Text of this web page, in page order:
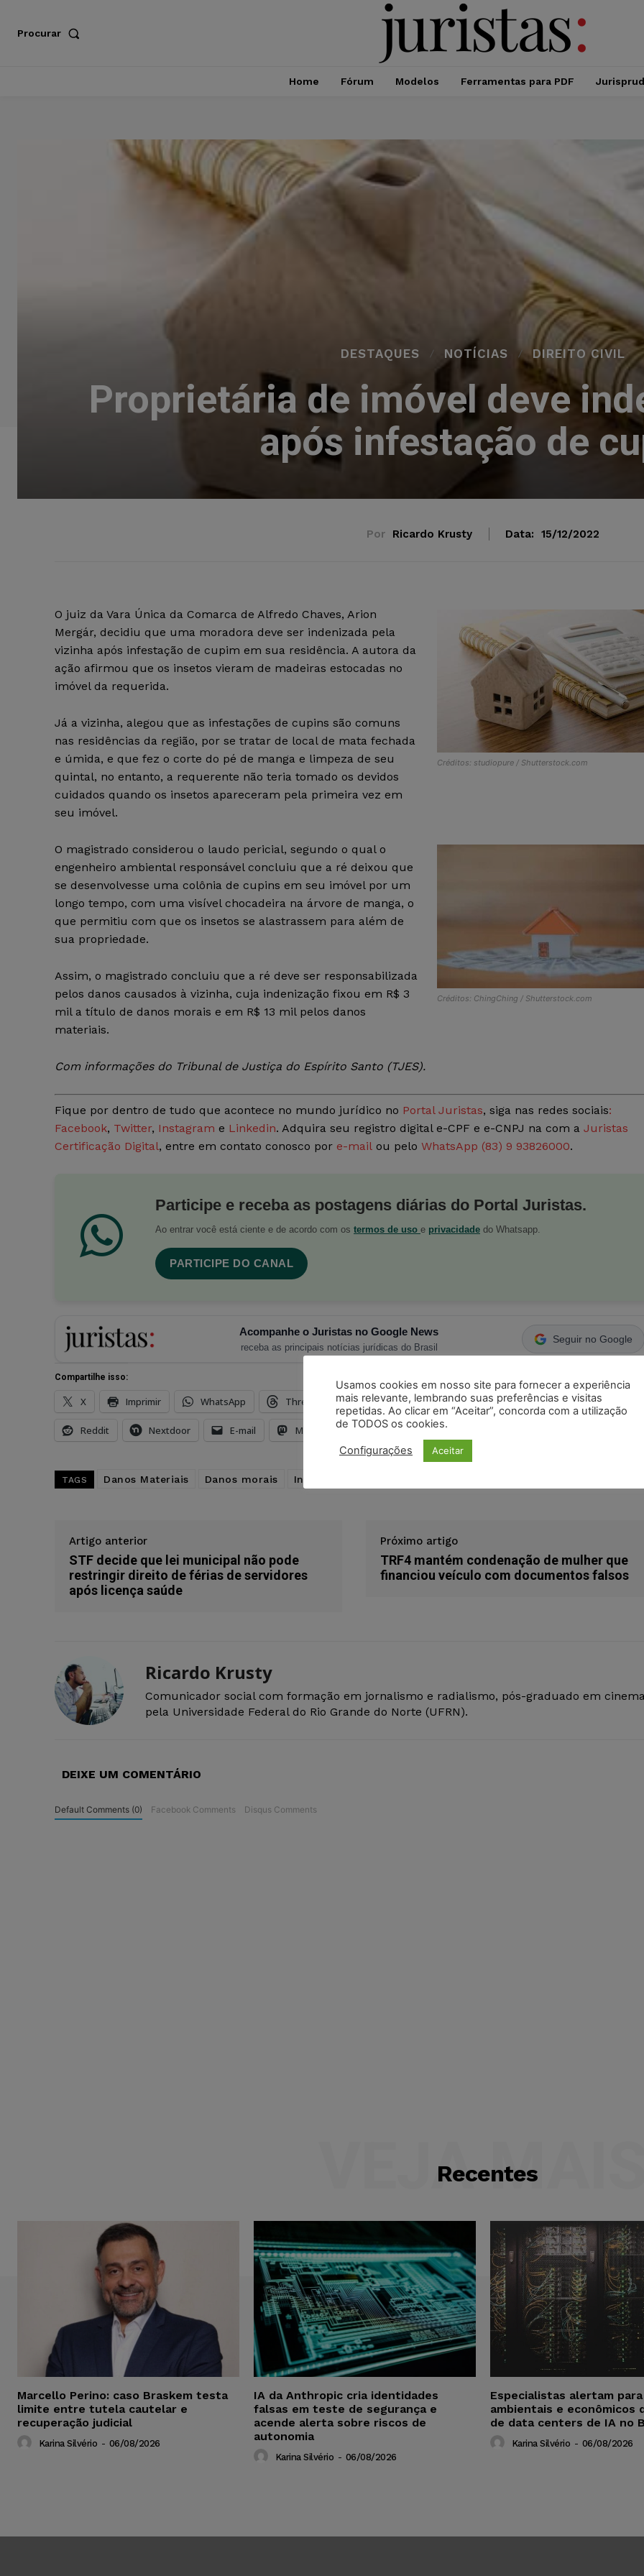
Procurar
Home Fórum Modelos Ferramentas para PDF
DESTAQUES NOTÍCIAS DIREITO CIVIL
Proprietária de imóvel deve
após infestação de
Por Ricardo Krusty Data: 15/12/2022
Créditos: studiopure / Shutterstock.com
O juiz da Vara Única da Comarca de Alfredo Chaves, Arion
Mergár, decidiu que uma moradora deve ser indenizada pela
vizinha após infestação de cupim em sua residência. A autora da
ação afirmou que os insetos vieram de madeiras estocadas no
imóvel da requerida.
Já a vizinha, alegou que as infestações de cupins são comuns
nas residências da região, por se tratar de local de mata fechada
e úmida, e que fez o corte do pé de manga e limpeza de seu
quintal, no entanto, a requerente não teria tomado os devidos
cuidados quando os insetos apareceram pela primeira vez em
seu imóvel.
Créditos: ChingChing / Shutterstock.com
O magistrado considerou o laudo pericial, segundo o qual o
engenheiro ambiental responsável concluiu que a ré deixou que
se desenvolvesse uma colônia de cupins em seu imóvel por um
longo tempo, com uma visível chocadeira na árvore de manga, o
que permitiu com que os insetos se alastrassem para além de
sua propriedade.
Assim, o magistrado concluiu que a ré deve ser responsabilizada
pelos danos causados à vizinha, cuja indenização fixou em R$ 3
mil a título de danos morais e em R$ 13 mil pelos danos
materiais.
Com informações do Tribunal de Justiça do Espírito Santo (TJES).
Fique por dentro de tudo que acontece no mundo jurídico no Portal Juristas, siga nas redes sociais:
Facebook, Twitter, Instagram e Linkedin. Adquira seu registro digital e-CPF e e-CNPJ na com a Juristas
Certificação Digital, entre em contato conosco por e-mail ou pelo WhatsApp (83) 9 93826000.
Participe e receba as postagens diárias do Portal Juristas.
Ao entrar você está ciente e de acordo com os termos de uso e privacidade do Whatsapp.
PARTICIPE DO CANAL
Acompanhe o Juristas no Google News
receba as principais notícias jurídicas do Brasil
Seguir no Google
Compartilhe isso:
X Imprimir WhatsApp Threads Facebook Telegram Pinterest
Reddit Nextdoor E-mail Mastodon LinkedIn
TAGS Danos Materiais Danos morais Indenização
Artigo anterior
STF decide que lei municipal não pode
restringir direito de férias de servidores
após licença saúde
Próximo artigo
TRF4 mantém condenação de mulher que
financiou veículo com documentos falsos
Ricardo Krusty
Comunicador social com formação em jornalismo e radialismo, pós-graduado em
pela Universidade Federal do Rio Grande do Norte (UFRN).
DEIXE UM COMENTÁRIO
Default Comments (0) Facebook Comments Disqus Comments
Recentes
VEJA
Marcello Perino: caso Braskem testa
limite entre tutela cautelar e
recuperação judicial
Karina Silvério - 06/08/2026
IA da Anthropic cria identidades
falsas em teste de segurança e
acende alerta sobre riscos de
autonomia
Karina Silvério - 06/08/2026
Especialistas alertam
ambientais e econômicos
de data centers de IA no
Karina Silvério - 06/08/2026
Usamos cookies em nosso site para fornecer a experiência
mais relevante, lembrando suas preferências e visitas
repetidas. Ao clicar em “Aceitar”, concorda com a utilização
de TODOS os cookies.
Configurações Aceitar